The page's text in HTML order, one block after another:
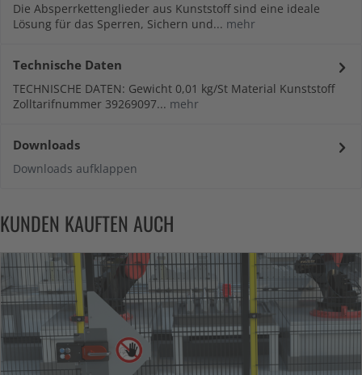
Die Absperrkettenglieder aus Kunststoff sind eine ideale
Lösung für das Sperren, Sichern und... mehr
Technische Daten
TECHNISCHE DATEN: Gewicht 0,01 kg/St Material Kunststoff
Zolltarifnummer 39269097... mehr
Downloads
Downloads aufklappen
KUNDEN KAUFTEN AUCH